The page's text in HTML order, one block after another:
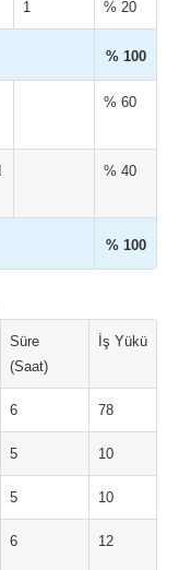
1 % 20
% 100
% 60
% 40
% 100
Süre
(Saat)
İş Yükü
6 78
5 10
5 10
6 12